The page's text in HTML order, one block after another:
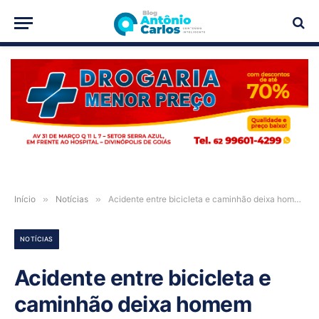
PUBLICIDADE
Início » Notícias » Acidente entre bicicleta e caminhão deixa homem ferido na Avenida JK, em Posse-GO
NOTÍCIAS
Acidente entre bicicleta e
caminhão deixa homem